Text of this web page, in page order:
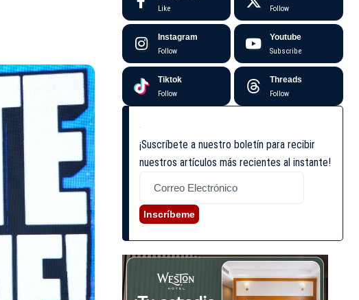
Like Follow
Instagram
Follow
Youtube
Subscribe
Tiktok
Follow
Threads
Follow
¡Suscríbete a nuestro boletín para recibir
nuestros artículos más recientes al instante!
Inscríbeme